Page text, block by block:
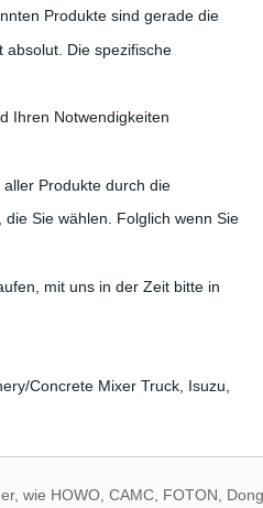
Produkte sind gerade die
absolut. Die spezifische
Ihren Notwendigkeiten
Produkte durch die
Sie wählen. Folglich wenn Sie
mit uns in der Zeit bitte in
wie HOWO, CAMC, FOTON,